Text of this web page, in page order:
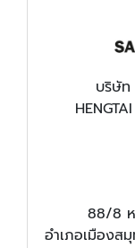
บริษัท
88/8
อำเภอเมือง